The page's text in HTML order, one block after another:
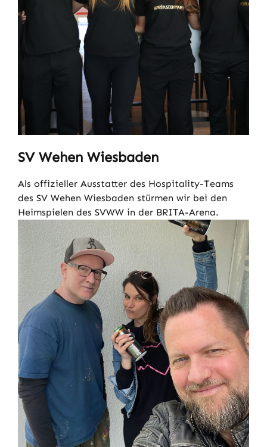
SV Wehen Wiesbaden
Als offizieller Ausstatter des Hospitality-Teams
des SV Wehen Wiesbaden stürmen wir bei den
Heimspielen des SVWW in der BRITA-Arena.